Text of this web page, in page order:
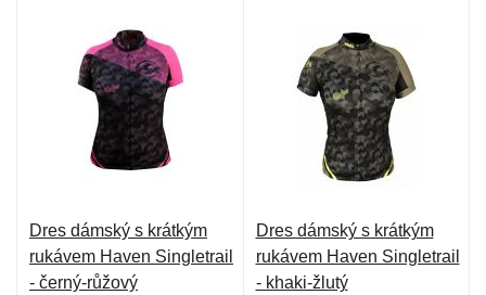
Dres dámský s krátkým
rukávem Haven Singletrail
- černý-růžový
Dres dámský s krátkým
rukávem Haven Singletrail
- khaki-žlutý